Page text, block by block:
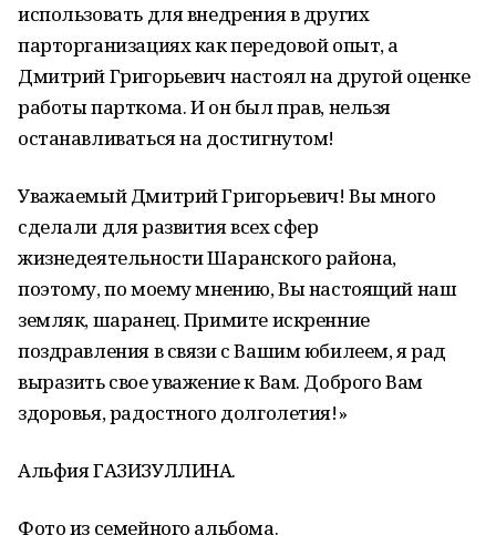
использовать для внедрения в других
парторганизациях как передовой опыт, а
Дмитрий Григорьевич настоял на другой оценке
работы парткома. И он был прав, нельзя
останавливаться на достигнутом!
Уважаемый Дмитрий Григорьевич! Вы много
сделали для развития всех сфер
жизнедеятельности Шаранского района,
поэтому, по моему мнению, Вы настоящий наш
земляк, шаранец. Примите искренние
поздравления в связи с Вашим юбилеем, я рад
выразить свое уважение к Вам. Доброго Вам
здоровья, радостного долголетия!»
Альфия ГАЗИЗУЛЛИНА.
Фото из семейного альбома.